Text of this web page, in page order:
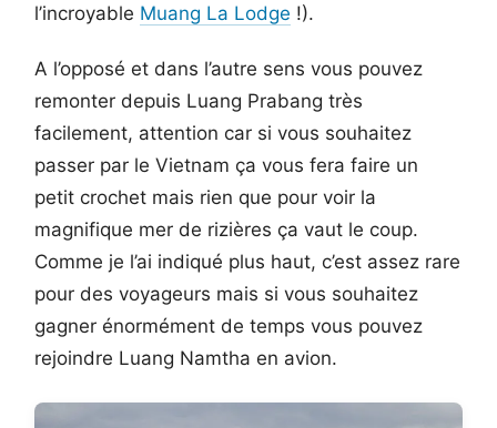
l’incroyable Muang La Lodge !).
A l’opposé et dans l’autre sens vous pouvez
remonter depuis Luang Prabang très
facilement, attention car si vous souhaitez
passer par le Vietnam ça vous fera faire un
petit crochet mais rien que pour voir la
magnifique mer de rizières ça vaut le coup.
Comme je l’ai indiqué plus haut, c’est assez rare
pour des voyageurs mais si vous souhaitez
gagner énormément de temps vous pouvez
rejoindre Luang Namtha en avion.